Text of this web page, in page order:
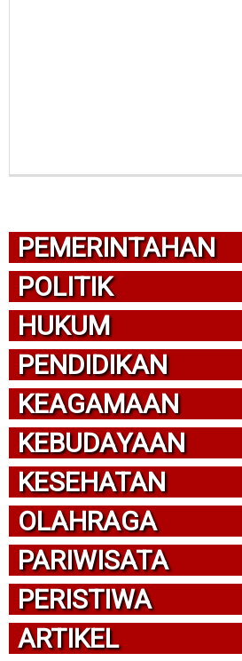
PEMERINTAHAN
POLITIK
HUKUM
PENDIDIKAN
KEAGAMAAN
KEBUDAYAAN
KESEHATAN
OLAHRAGA
PARIWISATA
PERISTIWA
ARTIKEL